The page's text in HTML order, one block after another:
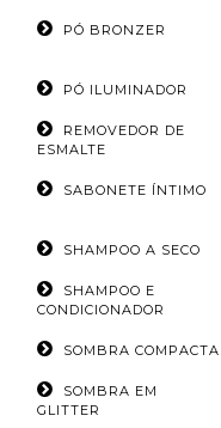
PÓ BRONZER
PÓ ILUMINADOR
REMOVEDOR DE
ESMALTE
SABONETE ÍNTIMO
SHAMPOO A SECO
SHAMPOO E
CONDICIONADOR
SOMBRA COMPACTA
SOMBRA EM
GLITTER